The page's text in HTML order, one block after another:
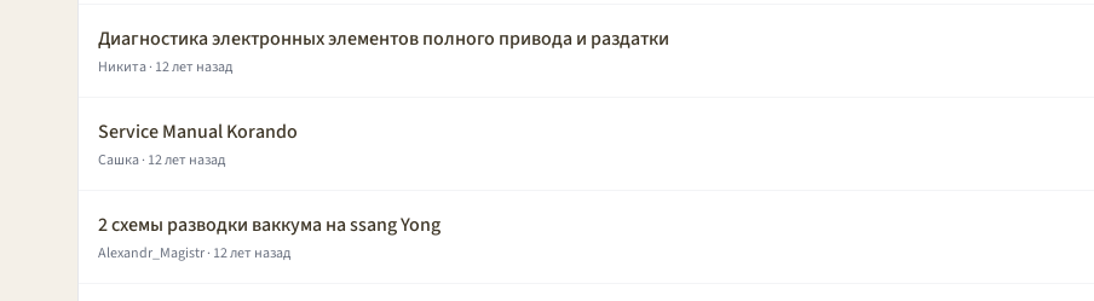
Диагностика электронных элементов полного привода и раздатки
Никита· 12 лет назад
Service Manual Korando
Сашка· 12 лет назад
2 схемы разводки ваккума на ssang Yong
Alexandr_Magistr· 12 лет назад